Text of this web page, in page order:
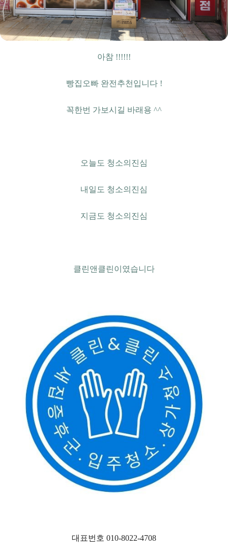
아참 !!!!!!
빵집오빠 완전추천입니다 !
꼭한번 가보시길 바래용 ^^
오늘도 청소의진심
내일도 청소의진심
지금도 청소의진심
클린앤클린이였습니다
대표번호 010-8022-4708